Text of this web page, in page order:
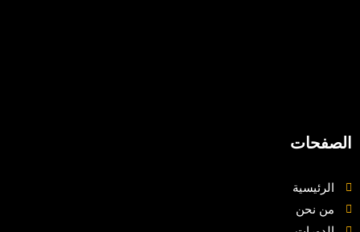
الصفحات
الرئيسية
من نحن